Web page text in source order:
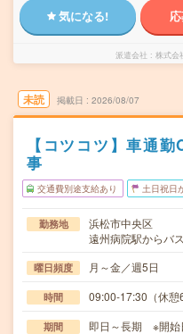
気になる!
派遣会社 株式会
未読 掲載日 2026/08/07
【コツコツ】車通
事
交通費別途支給あり 土日祝日
勤務地
浜松市中央区
遠州病院駅からバ
曜日頻度 月～金／週5日
時間 09:00-17:30（休
期間 即日～長期 ※開始